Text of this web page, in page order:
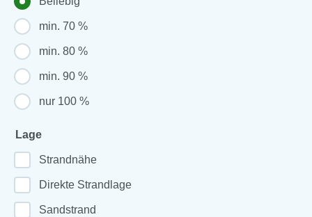
min. 70 %
min. 80 %
min. 90 %
nur 100 %
Lage
Strandnähe
Direkte Strandlage
Sandstrand